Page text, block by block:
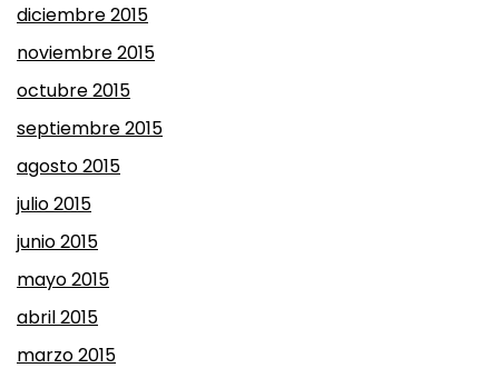
diciembre 2015
noviembre 2015
octubre 2015
septiembre 2015
agosto 2015
julio 2015
junio 2015
mayo 2015
abril 2015
marzo 2015